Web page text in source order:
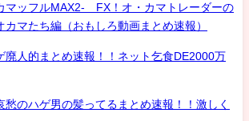
マッフルMAX2- FX！オ・カマトレーダーの
マたち編（おもしろ動画まとめ速報）
廃人的まとめ速報！！ネット乞食DE2000万
愁のハゲ男の髪ってるまとめ速報！！激しく